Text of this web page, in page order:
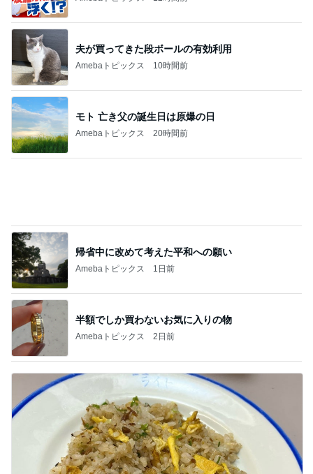
モト 亡き父の誕生日は原爆の日
Amebaトピックス 20時間前
半額でしか買わないお気に入りの物
Amebaトピックス 2日前
モモコ夫 妻や友人と楽しいランチ